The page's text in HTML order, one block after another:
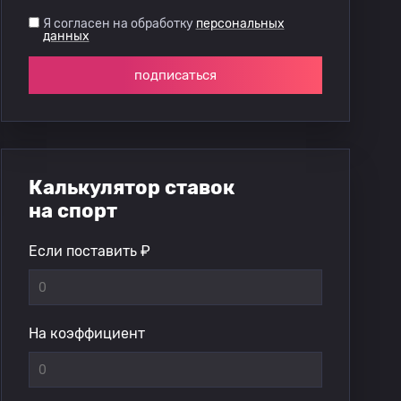
Я согласен на обработку персональных
данных
подписаться
Калькулятор ставок
на спорт
Если поставить ₽
На коэффициент